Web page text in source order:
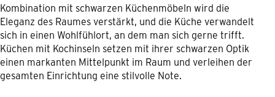
Kombination mit schwarzen Küchenmöbeln wird die
Eleganz des Raumes verstärkt, und die Küche verwandelt
sich in einen Wohlfühlort, an dem man sich gerne trifft.
Küchen mit Kochinseln setzen mit ihrer schwarzen Optik
einen markanten Mittelpunkt im Raum und verleihen der
gesamten Einrichtung eine stilvolle Note.